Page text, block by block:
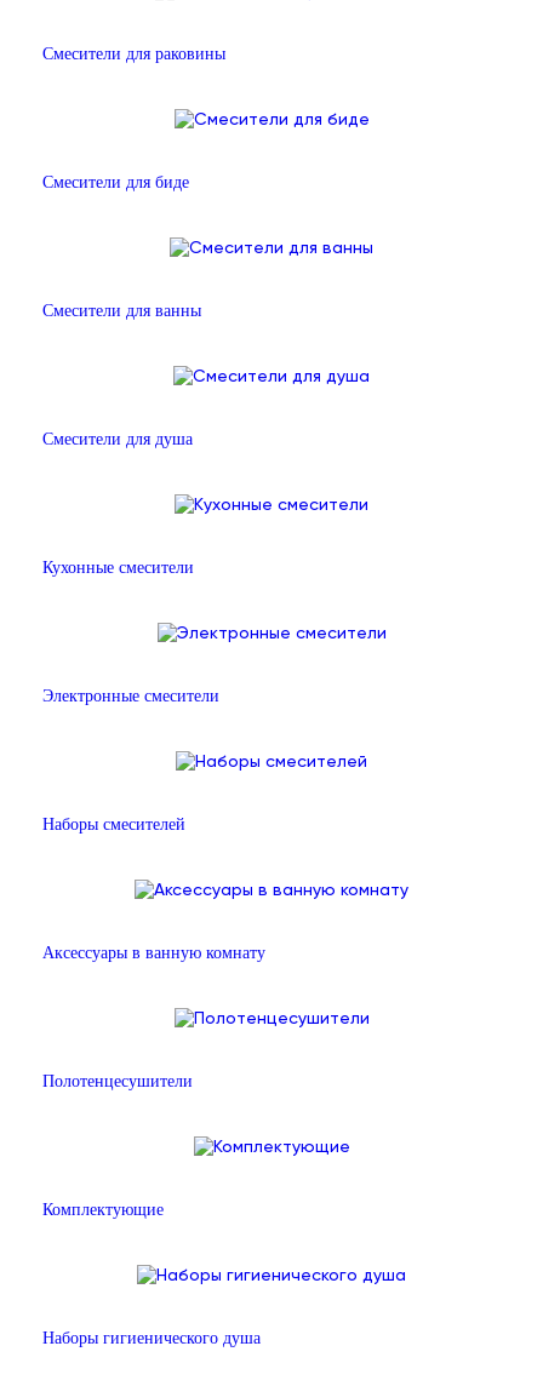
Смесители для раковины
Смесители для биде
Смесители для ванны
Смесители для душа
Кухонные смесители
Электронные смесители
Наборы смесителей
Аксессуары в ванную комнату
Полотенцесушители
Комплектующие
Наборы гигиенического душа